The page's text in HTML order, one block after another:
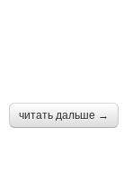
читать дальше →